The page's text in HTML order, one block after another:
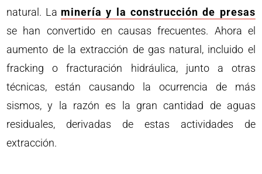
natural. La minería y la construcción de presas
se han convertido en causas frecuentes. Ahora el
aumento de la extracción de gas natural, incluido el
fracking o fracturación hidráulica, junto a otras
técnicas, están causando la ocurrencia de más
sismos, y la razón es la gran cantidad de aguas
residuales, derivadas de estas actividades de
extracción.